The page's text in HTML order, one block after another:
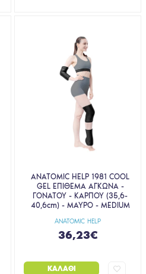
ANATOMIC HELP
ANATOMIC HELP 1981 COOL
GEL ΕΠΙΘΕΜΑ ΑΓΚΩΝΑ -
ΓΟΝΑΤΟΥ - ΚΑΡΠΟΥ (35,6-
40,6cm) - ΜΑΥΡΟ - MEDIUM
36,23€
ΚΑΛΆΘΙ